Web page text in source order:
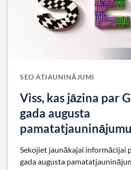
SEO ATJAUNINĀJUMI
Viss, kas jāzina par
gada augusta
pamatatjauninājumu
Sekojiet jaunākajai informācijai
gada augusta